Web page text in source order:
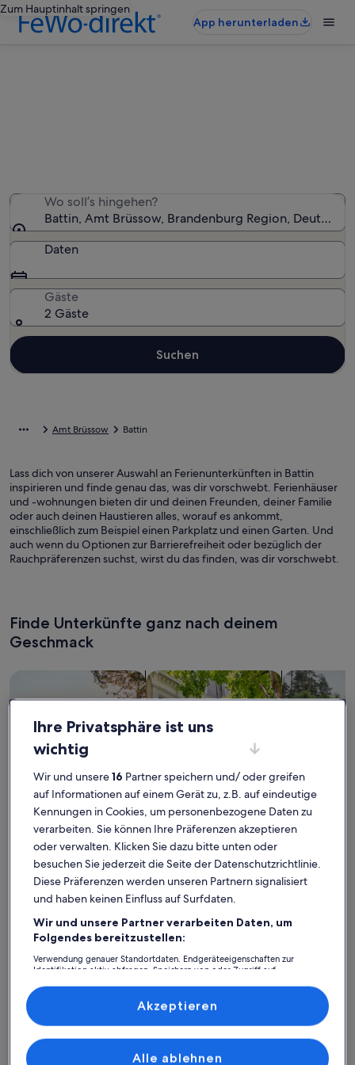
Zum Hauptinhalt springen
App herunterladen
Wo soll’s hingehen?
Battin, Amt Brüssow, Brandenburg Region,
Daten
Gäste
2 Gäste
Suchen
Amt Brüssow Battin
Lass dich von unserer Auswahl an Ferienunterkünften in Battin
inspirieren und finde genau das, was dir vorschwebt. Ferienhäuser
und -wohnungen bieten dir und deinen Freunden, deiner Familie
oder auch deinen Haustieren alles, worauf es ankommt,
einschließlich zum Beispiel einen Parkplatz und einen Garten. Und
auch wenn du Optionen zur Barrierefreiheit oder bezüglich der
Rauchpräferenzen suchst, wirst du das finden, was dir vorschwebt.
Finde Unterkünfte ganz nach deinem
Geschmack
Ferienhaus
Suche nach Ferienhäusern
Ferienwohnung/Apartment
Suche nach Ferienwohnungen oder
Suche nach
Battin: Finde deine perfekte
Unterkunft
Weitere Infos zu Uckermark Battin, Ferienwohnung Rose
Ihre Privatsphäre ist uns
wichtig
Wir und unsere16 Partner speichern und/ oder greifen
auf Informationen auf einem Gerät zu, z.B. auf eindeutige
Kennungen in Cookies, um personenbezogene Daten zu
verarbeiten. Sie können Ihre Präferenzen akzeptieren
oder verwalten. Klicken Sie dazu bitte unten oder
besuchen Sie jederzeit die Seite der Datenschutzrichtlinie.
Diese Präferenzen werden unseren Partnern signalisiert
und haben keinen Einfluss auf Surfdaten.
Wir und unsere Partner verarbeiten Daten, um
Folgendes bereitzustellen:
Verwendung genauer Standortdaten. Endgeräteeigenschaften zur
Identifikation aktiv abfragen. Speichern von oder Zugriff auf
Inhalte, Messung von Werbeleistung und der Performance von Inhalten,
Zielgruppenforschung sowie Entwicklung und Verbesserung von
Liste der Partner (Lieferanten)
Alle ablehnen
Akzeptieren